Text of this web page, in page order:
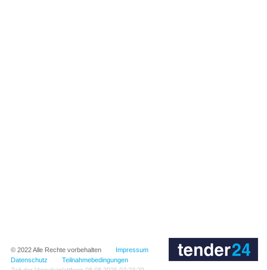
© 2022Alle Rechte vorbehalten
Impressum
Datenschutz
Teilnahmebedingungen